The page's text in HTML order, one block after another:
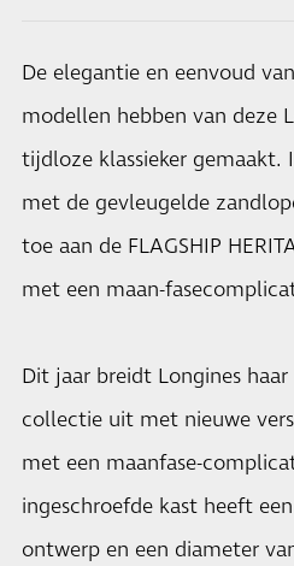
De elegantie en eenvoud
modellen hebben van deze
tijdloze klassieker gemaakt.
met de gevleugelde
toe aan de FLAGSHIP
met een maan-
Dit jaar breidt Longines
collectie uit met nieuwe
met een maanfase-
ingeschroefde kast heeft
ontwerp en een diameter